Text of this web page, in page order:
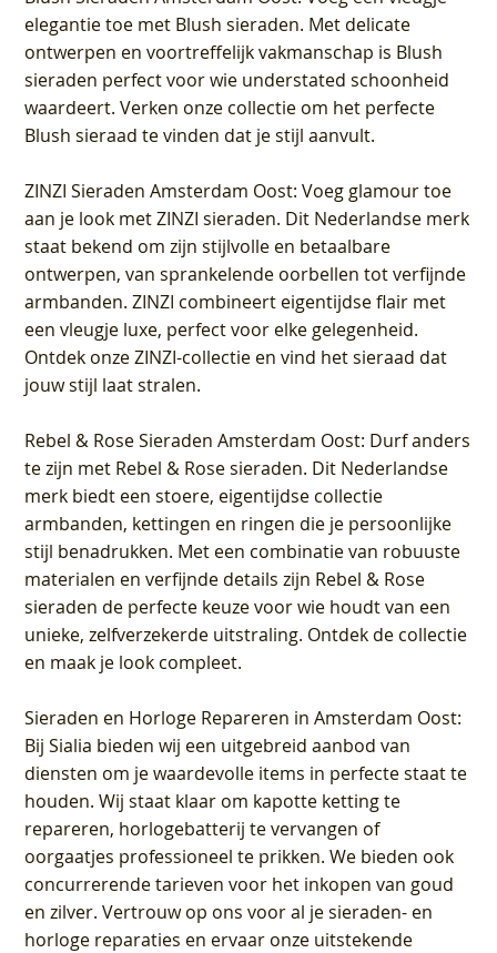
elegantie toe met Blush sieraden. Met delicate
ontwerpen en voortreffelijk vakmanschap is Blush
sieraden perfect voor wie understated schoonheid
waardeert. Verken onze collectie om het perfecte
Blush sieraad te vinden dat je stijl aanvult.
ZINZI Sieraden Amsterdam Oost: Voeg glamour toe
aan je look met ZINZI sieraden. Dit Nederlandse merk
staat bekend om zijn stijlvolle en betaalbare
ontwerpen, van sprankelende oorbellen tot verfijnde
armbanden. ZINZI combineert eigentijdse flair met
een vleugje luxe, perfect voor elke gelegenheid.
Ontdek onze ZINZI-collectie en vind het sieraad dat
jouw stijl laat stralen.
Rebel & Rose Sieraden Amsterdam Oost: Durf anders
te zijn met Rebel & Rose sieraden. Dit Nederlandse
merk biedt een stoere, eigentijdse collectie
armbanden, kettingen en ringen die je persoonlijke
stijl benadrukken. Met een combinatie van robuuste
materialen en verfijnde details zijn Rebel & Rose
sieraden de perfecte keuze voor wie houdt van een
unieke, zelfverzekerde uitstraling. Ontdek de collectie
en maak je look compleet.
Sieraden en Horloge Repareren in Amsterdam Oost:
Bij Sialia bieden wij een uitgebreid aanbod van
diensten om je waardevolle items in perfecte staat te
houden. Wij staat klaar om kapotte ketting te
repareren, horlogebatterij te vervangen of
oorgaatjes professioneel te prikken. We bieden ook
concurrerende tarieven voor het inkopen van goud
en zilver. Vertrouw op ons voor al je sieraden- en
horloge reparaties en ervaar onze uitstekende